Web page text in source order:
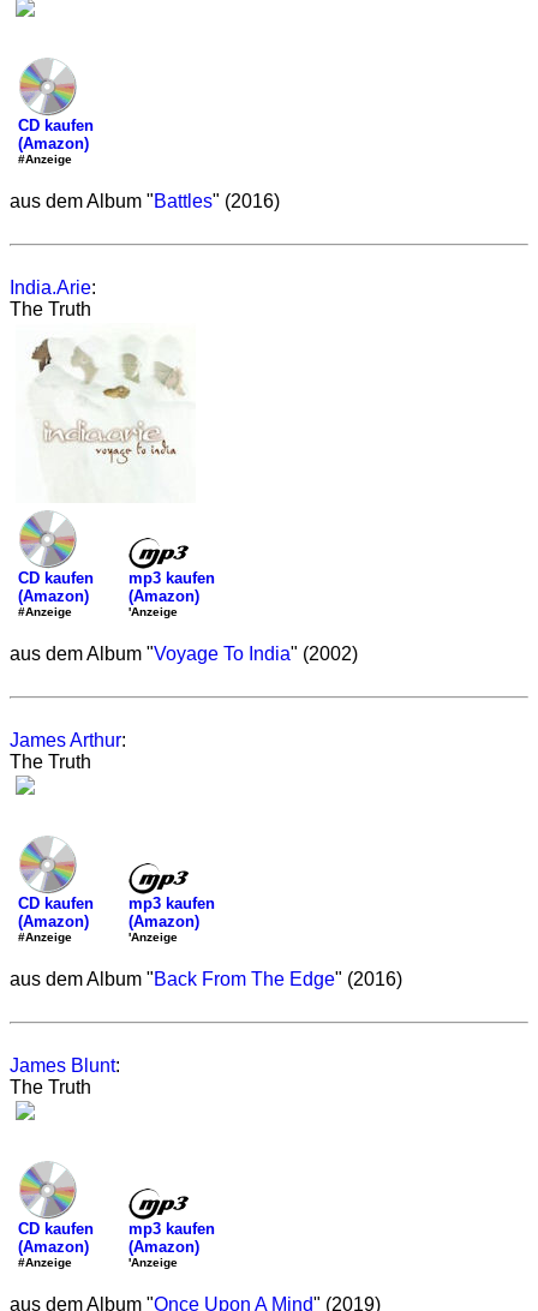
CD kaufen
(Amazon)
#Anzeige
aus dem Album "Battles" (2016)
India.Arie:
The Truth
CD kaufen
(Amazon)
#Anzeige
mp3 kaufen
(Amazon)
'Anzeige
aus dem Album "Voyage To India" (2002)
James Arthur:
The Truth
CD kaufen
(Amazon)
#Anzeige
mp3 kaufen
(Amazon)
'Anzeige
aus dem Album "Back From The Edge" (2016)
James Blunt:
The Truth
CD kaufen
(Amazon)
#Anzeige
mp3 kaufen
(Amazon)
'Anzeige
aus dem Album "Once Upon A Mind" (2019)